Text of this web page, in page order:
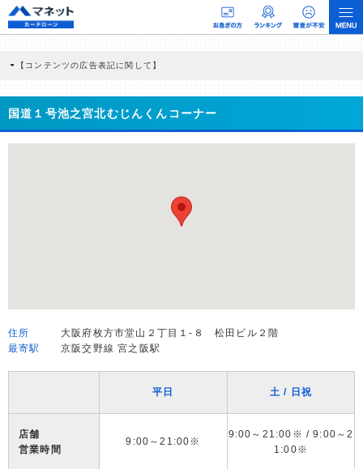
【コンテンツの広告表記に関して】
商品を根拠なくPRするものではなく、当編集部の調査／ユーザーへの口コミ収集な
どに基づき、公平性を担保した情報提供を行っています。
>提携企業一覧
国道１号池之宮北むじんくんコーナー
住所
大阪府枚方市堂山２丁目１-８ 松田ビル２階
最寄駅
京阪交野線 宮之阪駅
平日 土 / 日祝
店舗
営業時間
9:00～21:00※
9:00～21:00※ / 9:00～2
1:00※